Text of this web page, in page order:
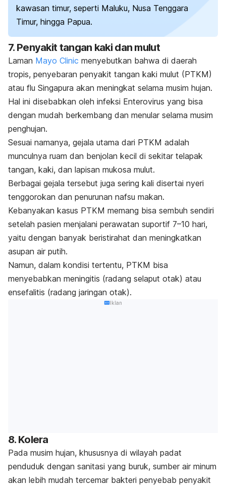
kawasan timur, seperti Maluku, Nusa Tenggara
Timur, hingga Papua.
7. Penyakit tangan kaki dan mulut
Laman Mayo Clinic menyebutkan bahwa di daerah
tropis, penyebaran penyakit tangan kaki mulut (PTKM)
atau flu Singapura akan meningkat selama musim hujan.
Hal ini disebabkan oleh infeksi Enterovirus yang bisa
dengan mudah berkembang dan menular selama musim
penghujan.
Sesuai namanya, gejala utama dari PTKM adalah
munculnya ruam dan benjolan kecil di sekitar telapak
tangan, kaki, dan lapisan mukosa mulut.
Berbagai gejala tersebut juga sering kali disertai nyeri
tenggorokan dan penurunan nafsu makan.
Kebanyakan kasus PTKM memang bisa sembuh sendiri
setelah pasien menjalani perawatan suportif 7–10 hari,
yaitu dengan banyak beristirahat dan meningkatkan
asupan air putih.
Namun, dalam kondisi tertentu, PTKM bisa
menyebabkan meningitis (radang selaput otak) atau
ensefalitis (radang jaringan otak).
Iklan
8. Kolera
Pada musim hujan, khususnya di wilayah padat
penduduk dengan sanitasi yang buruk, sumber air minum
akan lebih mudah tercemar bakteri penyebab penyakit